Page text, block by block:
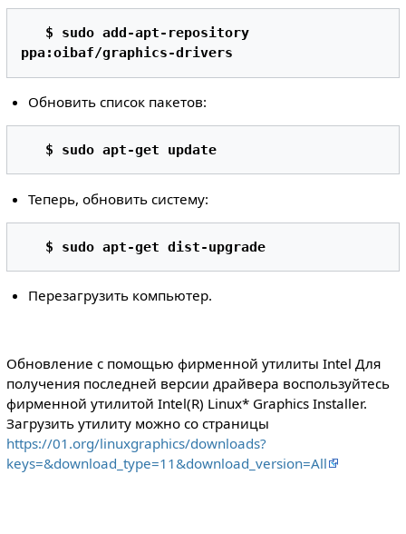
$ sudo add-apt-repository
ppa:oibaf/graphics-drivers
Обновить список пакетов:
$ sudo apt-get update
Теперь, обновить систему:
$ sudo apt-get dist-upgrade
Перезагрузить компьютер.
Обновление с помощью фирменной утилиты Intel Для
получения последней версии драйвера воспользуйтесь
фирменной утилитой Intel(R) Linux* Graphics Installer.
Загрузить утилиту можно со страницы
https://01.org/linuxgraphics/downloads?
keys=&download_type=11&download_version=All